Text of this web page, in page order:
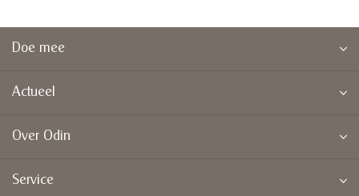
Doe mee
Actueel
Over Odin
Service